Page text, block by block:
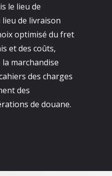
le lieu de
lieu de livraison
optimisé du fret
et des coûts,
marchandise
des charges
des
de douane.